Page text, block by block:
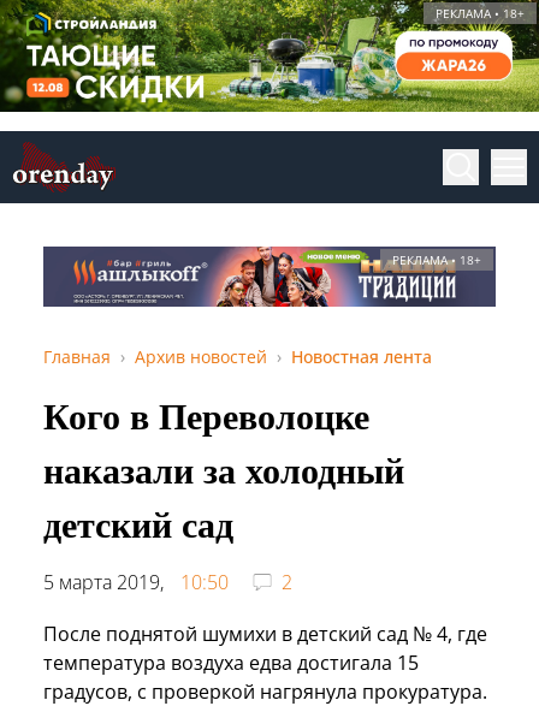
РЕКЛАМА • 18+
РЕКЛАМА • 18+
Главная Архив новостей Новостная лента
Кого в Переволоцке
наказали за холодный
детский сад
5 марта 2019, 10:50
2
После поднятой шумихи в детский сад № 4, где
температура воздуха едва достигала 15
градусов, с проверкой нагрянула прокуратура.